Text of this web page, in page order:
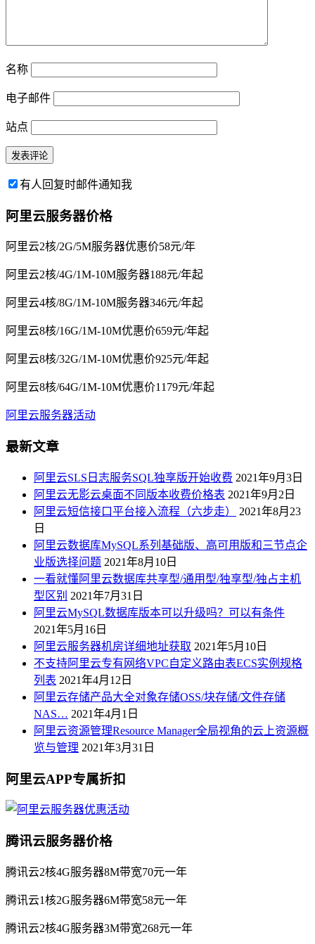
名称
电子邮件
站点
有人回复时邮件通知我
阿里云服务器价格
阿里云2核/2G/5M服务器优惠价58元/年
阿里云2核/4G/1M-10M服务器188元/年起
阿里云4核/8G/1M-10M服务器346元/年起
阿里云8核/16G/1M-10M优惠价659元/年起
阿里云8核/32G/1M-10M优惠价925元/年起
阿里云8核/64G/1M-10M优惠价1179元/年起
阿里云服务器活动
最新文章
阿里云SLS日志服务SQL独享版开始收费 2021年9月3日
阿里云无影云桌面不同版本收费价格表 2021年9月2日
阿里云短信接口平台接入流程（六步走）
2021年8月23
日
阿里云数据库MySQL系列基础版、高可用版和三节点企
业版选择问题 2021年8月10日
一看就懂阿里云数据库共享型/通用型/独享型/独占主机
型区别 2021年7月31日
阿里云MySQL数据库版本可以升级吗？可以有条件
2021年5月16日
阿里云服务器机房详细地址获取 2021年5月10日
不支持阿里云专有网络VPC自定义路由表ECS实例规格
列表 2021年4月12日
阿里云存储产品大全对象存储OSS/块存储/文件存储
NAS… 2021年4月1日
阿里云资源管理Resource Manager全局视角的云上资源概
览与管理 2021年3月31日
阿里云APP专属折扣
腾讯云服务器价格
腾讯云2核4G服务器8M带宽70元一年
腾讯云1核2G服务器6M带宽58元一年
腾讯云2核4G服务器3M带宽268元一年